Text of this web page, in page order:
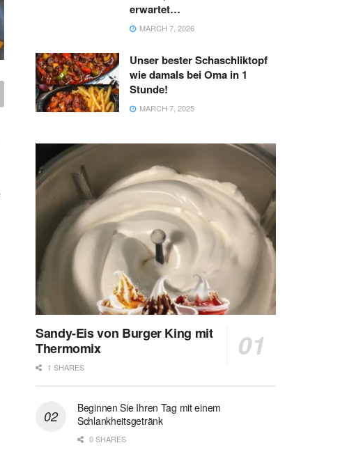
erwartet…
MARCH 7, 2026
Unser bester Schaschliktopf
wie damals bei Oma in 1
Stunde!
MARCH 7, 2025
Sandy-Eis von Burger King mit
Thermomix
1 SHARES
Beginnen Sie Ihren Tag mit einem
Schlankheitsgetränk
0 SHARES